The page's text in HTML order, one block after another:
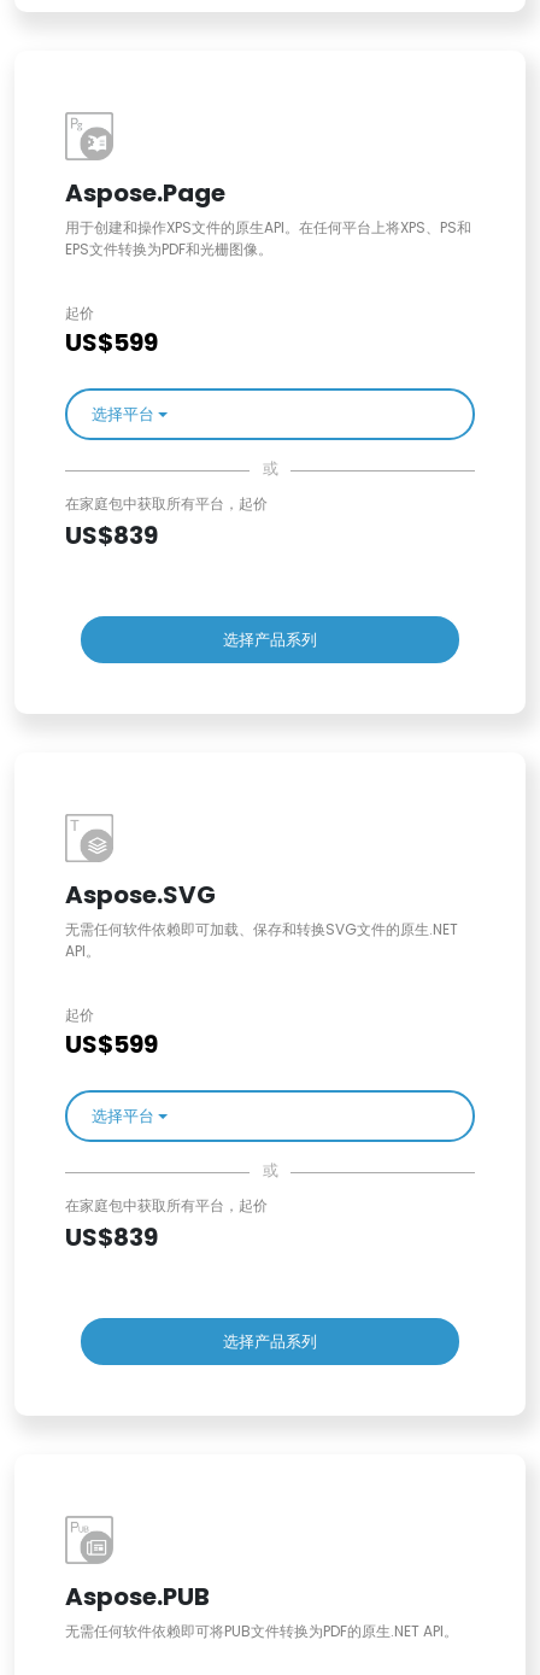
Aspose.Page
用于创建和操作XPS文件的原生API。在任何平台上将XPS、PS和
EPS文件转换为PDF和光栅图像。
起价
US$599
选择平台
或
在家庭包中获取所有平台，起价
US$839
选择产品系列
Aspose.SVG
无需任何软件依赖即可加载、保存和转换SVG文件的原生.NET
API。
起价
US$599
选择平台
或
在家庭包中获取所有平台，起价
US$839
选择产品系列
Aspose.PUB
无需任何软件依赖即可将PUB文件转换为PDF的原生.NET API。